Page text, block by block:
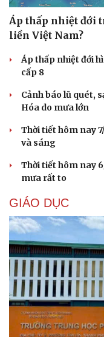
Cải chính
Áp thấp nhiệt đới
liền Việt Nam?
Áp thấp nhiệt đới
cấp 8
Cảnh báo lũ quét,
Hóa do mưa lớn
Thời tiết hôm nay
và sáng
Thời tiết hôm nay
mưa rất to
GIÁO DỤC